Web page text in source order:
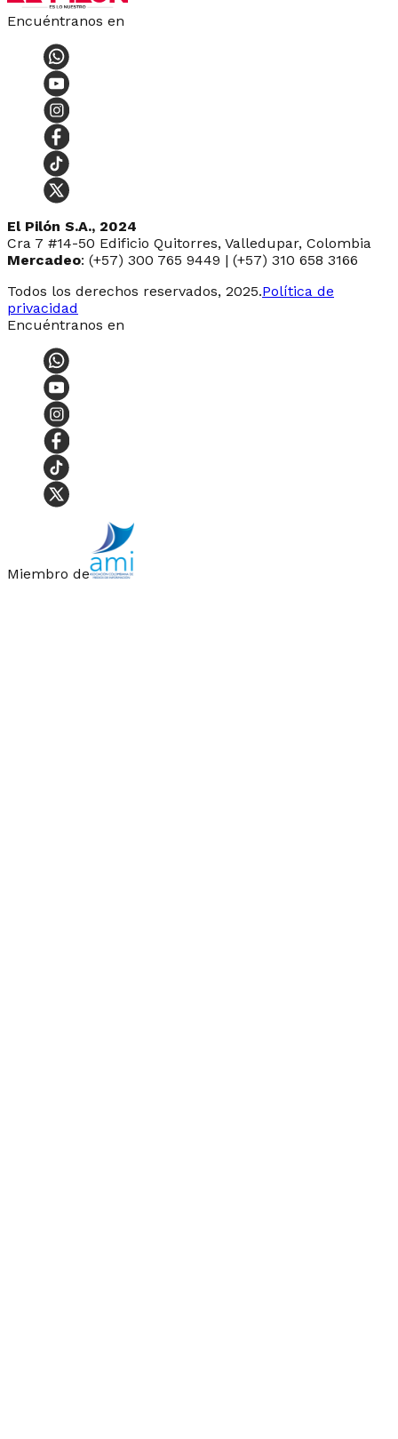
Encuéntranos en
El Pilón S.A., 2024
Cra 7 #14-50 Edificio Quitorres, Valledupar, Colombia
Mercadeo: (+57) 300 765 9449 | (+57) 310 658 3166
Todos los derechos reservados, 2025.Política de
privacidad
Encuéntranos en
Miembro de